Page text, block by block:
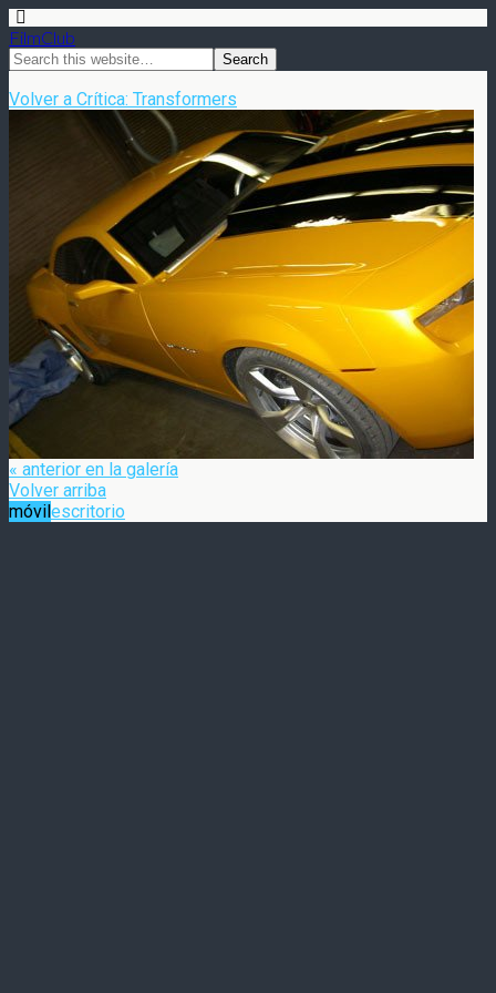
FilmClub
Volver a Crítica: Transformers
« anterior en la galería
Volver arriba
móvilescritorio